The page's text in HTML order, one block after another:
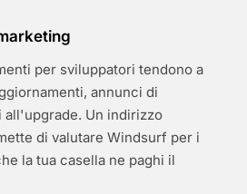
per sviluppatori tendono a
annunci di
Un indirizzo
di valutare Windsurf per i
la tua casella ne paghi il